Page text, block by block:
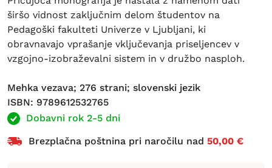
širšo vidnost zaključnim delom študentov na
Pedagoški fakulteti Univerze v Ljubljani, ki
obravnavajo vprašanje vključevanja priseljencev v
vzgojno-izobraževalni sistem in v družbo nasploh.
Mehka vezava; 276 strani; slovenski jezik
ISBN: 9789612532765
Dobavni rok 2-5 dni
Brezplačna poštnina pri naročilu nad 50,00 €